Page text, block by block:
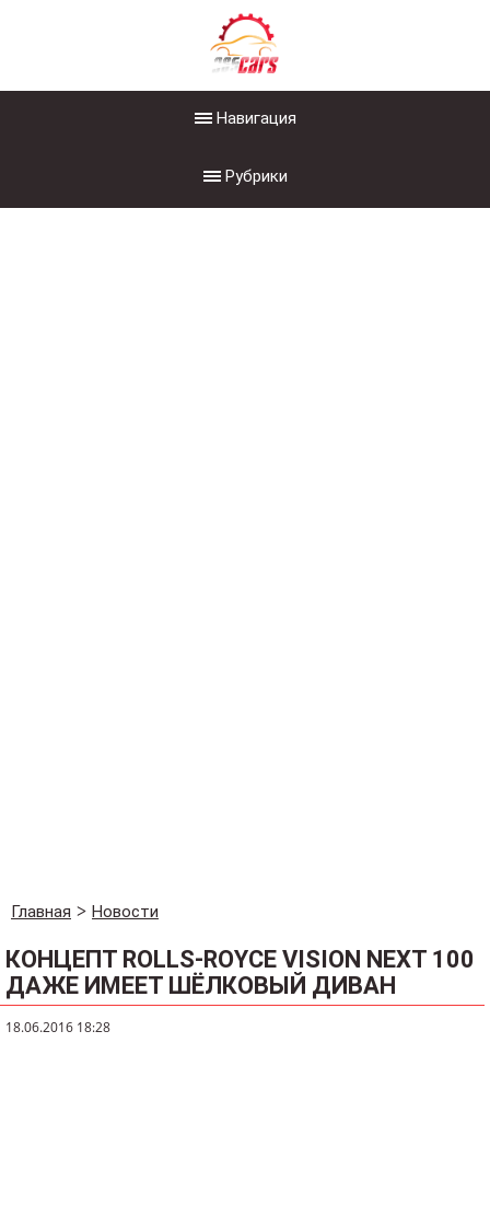
Навигация
Рубрики
Главная Новости
КОНЦЕПТ ROLLS-ROYCE VISION NEXT 100
ДАЖЕ ИМЕЕТ ШЁЛКОВЫЙ ДИВАН
18.06.2016 18:28